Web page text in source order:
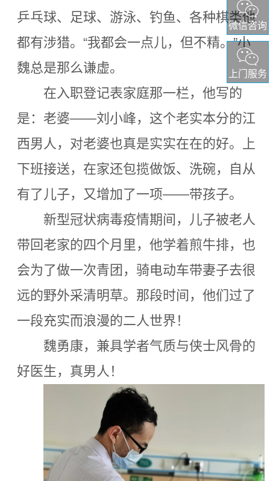
微信咨询
上门服务
乒乓球、足球、游泳、钓鱼、各种棋类他
都有涉猎。“我都会一点儿，但不精。”小
魏总是那么谦虚。
在入职登记表家庭那一栏，他写的
是：老婆——刘小峰，这个老实本分的江
西男人，对老婆也真是实实在在的好。上
下班接送，在家还包揽做饭、洗碗，自从
有了儿子，又增加了一项——带孩子。
新型冠状病毒疫情期间，儿子被老人
带回老家的四个月里，他学着煎牛排，也
会为了做一次青团，骑电动车带妻子去很
远的野外采清明草。那段时间，他们过了
一段充实而浪漫的二人世界！
魏勇康，兼具学者气质与侠士风骨的
好医生，真男人！